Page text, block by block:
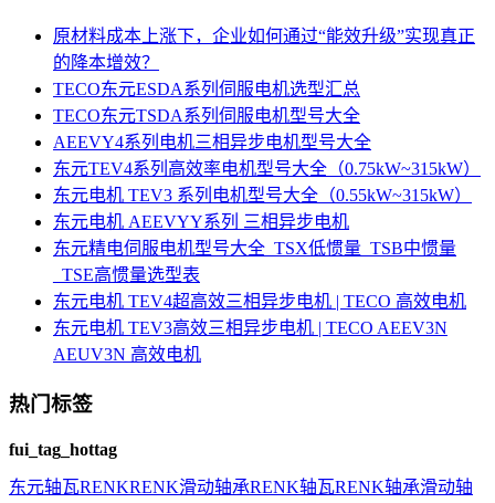
原材料成本上涨下，企业如何通过“能效升级”实现真正
的降本增效？
TECO东元ESDA系列伺服电机选型汇总
TECO东元TSDA系列伺服电机型号大全
AEEVY4系列电机三相异步电机型号大全
东元TEV4系列高效率电机型号大全（0.75kW~315kW）
东元电机 TEV3 系列电机型号大全（0.55kW~315kW）
东元电机 AEEVYY系列 三相异步电机
东元精电伺服电机型号大全_TSX低惯量_TSB中惯量
_TSE高惯量选型表
东元电机 TEV4超高效三相异步电机 | TECO 高效电机
东元电机 TEV3高效三相异步电机 | TECO AEEV3N
AEUV3N 高效电机
热门标签
fui_tag_hottag
东元轴瓦RENKRENK滑动轴承RENK轴瓦RENK轴承滑动轴